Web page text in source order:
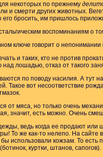
некоторых по прежнему
смерти других животных.
бросить, им пришлось
воспоминаниям о
ключе говорит о
и таких, кто не против
лошадью, отказ от такого
по поводу насилия. А тут
Такое вот несоответствие
от мяса, но только очень
значит, есть можно. Очень
ведь когда ее продают или
То же как-то нелепо. На
использовали кожзам. То есть
куртки, штанов, сапогов).